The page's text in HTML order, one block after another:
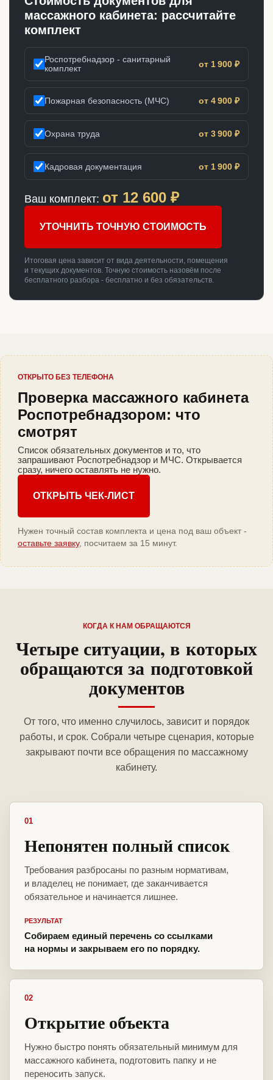
массажного кабинета: рассчитайте
комплект
Роспотребнадзор - санитарный
комплект
от 1 900 ₽
Пожарная безопасность (МЧС) от 4 900 ₽
Охрана труда от 3 900 ₽
Кадровая документация от 1 900 ₽
Ваш комплект: от 12 600 ₽
УТОЧНИТЬ ТОЧНУЮ СТОИМОСТЬ
Итоговая цена зависит от вида деятельности, помещения
и текущих документов. Точную стоимость назовём после
бесплатного разбора - бесплатно и без обязательств.
ОТКРЫТО БЕЗ ТЕЛЕФОНА
Проверка массажного кабинета
Роспотребнадзором: что
смотрят
Список обязательных документов и то, что
запрашивают Роспотребнадзор и МЧС. Открывается
сразу, ничего оставлять не нужно.
ОТКРЫТЬ ЧЕК-ЛИСТ
Нужен точный состав комплекта и цена под ваш объект -
оставьте заявку, посчитаем за 15 минут.
КОГДА К НАМ ОБРАЩАЮТСЯ
Четыре ситуации, в которых
обращаются за подготовкой
документов
От того, что именно случилось, зависит и порядок
работы, и срок. Собрали четыре сценария, которые
закрывают почти все обращения по массажному
кабинету.
01
Непонятен полный список
Требования разбросаны по разным нормативам,
и владелец не понимает, где заканчивается
обязательное и начинается лишнее.
РЕЗУЛЬТАТ
Собираем единый перечень со ссылками
на нормы и закрываем его по порядку.
02
Открытие объекта
Нужно быстро понять обязательный минимум для
массажного кабинета, подготовить папку и не
переносить запуск.